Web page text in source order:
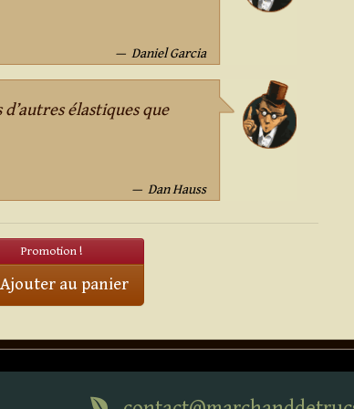
Daniel Garcia
élastiques que
Dan Hauss
Promotion !
Ajouter au panier' . Elastiques Rainbow #16